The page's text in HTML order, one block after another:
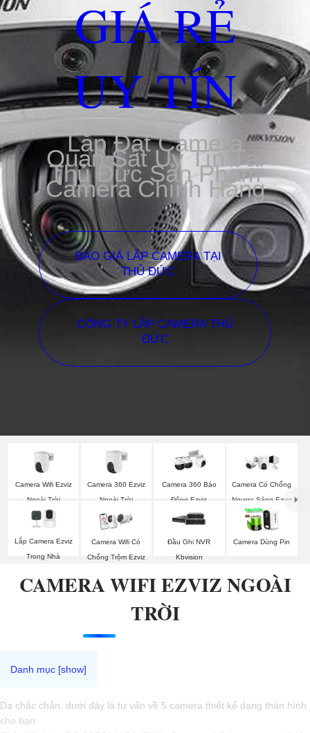
GIÁ RẺ
UY TÍN
Lắp Đặt Camera
Quan Sát Uy Tín Tại
Thủ Đức Sản Phẩm
Camera Chính Hãng
BÁO GIÁ LẮP CAMERA TẠI
THỦ ĐỨC
CÔNG TY LẮP CAMERA THỦ
ĐỨC
Camera Wifi Ezviz
Ngoài Trời
Camera 360 Ezviz
Ngoài Trời
Camera 360 Báo
Động Ezviz
Camera Có Chống
Ngược Sáng Ezviz
Lắp Camera Ezviz
Trong Nhà
Camera Wifi Có
Chống Trộm Ezviz
Đầu Ghi NVR
Kbvision
Camera Dùng Pin
CAMERA WIFI EZVIZ NGOÀI
TRỜI
Dạ chắc chắn, dưới đây là tư vấn về 5 camera thiết kế dạng thân hình
cho bạn: